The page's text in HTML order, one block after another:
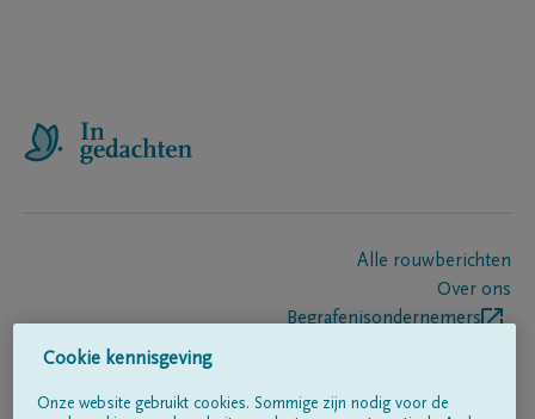
Alle rouwberichten
Over ons
Begrafenisondernemers
Cookie kennisgeving
Onze website gebruikt cookies. Sommige zijn nodig voor de